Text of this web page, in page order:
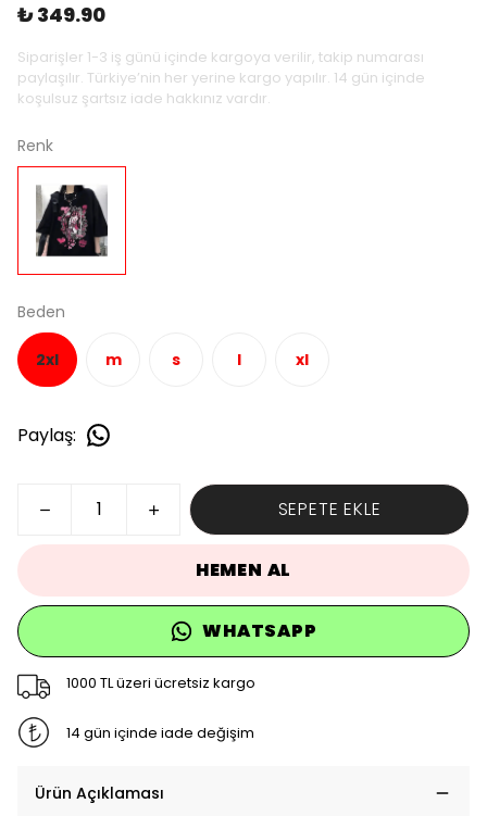
₺ 349.90
Siparişler 1-3 iş günü içinde kargoya verilir, takip numarası
paylaşılır. Türkiye’nin her yerine kargo yapılır. 14 gün içinde
koşulsuz şartsız iade hakkınız vardır.
Renk
Beden
2xl m s l xl
Paylaş:
SEPETE EKLE
HEMEN AL
WHATSAPP
1000 TL üzeri ücretsiz kargo
14 gün içinde iade değişim
Ürün Açıklaması